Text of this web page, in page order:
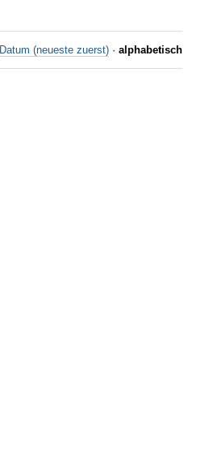
Datum (neueste zuerst) · alphabetisch